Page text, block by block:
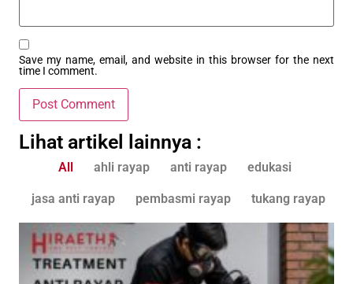
Save my name, email, and website in this browser for the next
time I comment.
Lihat artikel lainnya :
All ahli rayap anti rayap edukasi
jasa anti rayap pembasmi rayap tukang rayap